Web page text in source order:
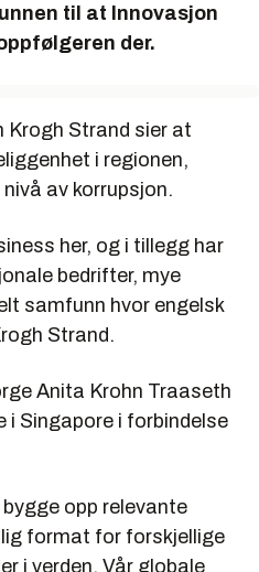
til at Innovasjon
der.
Krogh Strand sier at
i regionen,
av korrupsjon.
her, og i tillegg har
bedrifter, mye
samfunn hvor engelsk
Strand.
Anita Krohn Traaseth
i Singapore i forbindelse
opp relevante
format for forskjellige
i verden. Vår globale